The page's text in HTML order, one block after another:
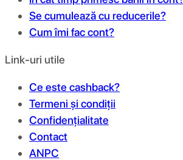
Se cumulează cu reducerile?
Cum îmi fac cont?
Link-uri utile
Ce este cashback?
Termeni și condiții
Confidențialitate
Contact
ANPC